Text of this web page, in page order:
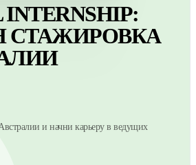
СТАЖИРОВКА
и начни карьеру в ведущих